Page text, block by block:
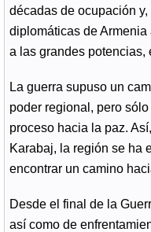
décadas de ocupación
diplomáticas de
a las grandes potencias,
La guerra supuso un
poder regional, pero
proceso hacia la paz.
Karabaj, la región se ha
encontrar un camino
Desde el final de la
así como de